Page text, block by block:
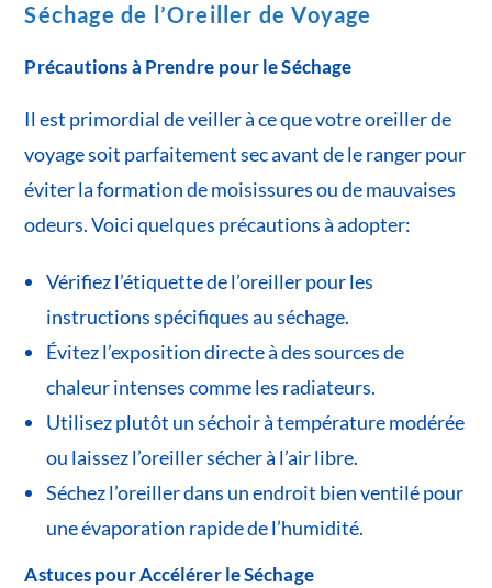
Séchage de l’Oreiller de Voyage
Précautions à Prendre pour le Séchage
Il est primordial de veiller à ce que votre oreiller de
voyage soit parfaitement sec avant de le ranger pour
éviter la formation de moisissures ou de mauvaises
odeurs. Voici quelques précautions à adopter:
Vérifiez l’étiquette de l’oreiller pour les
instructions spécifiques au séchage.
Évitez l’exposition directe à des sources de
chaleur intenses comme les radiateurs.
Utilisez plutôt un séchoir à température modérée
ou laissez l’oreiller sécher à l’air libre.
Séchez l’oreiller dans un endroit bien ventilé pour
une évaporation rapide de l’humidité.
Astuces pour Accélérer le Séchage